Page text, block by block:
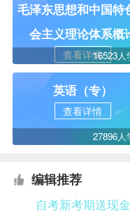
毛泽东思想和中国特
会主义理论体系概
查看详情16523人
英语（专）
查看详情
27896人
编辑推荐
自考新考期送现